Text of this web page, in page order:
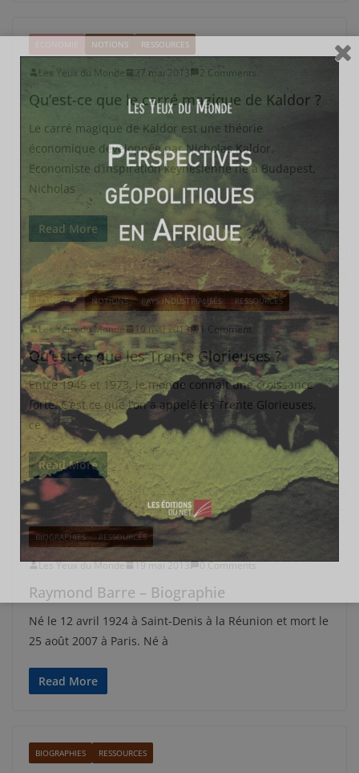
NOTIONS RESSOURCES
Les Yeux du Monde 27 mai 2013 2 Comments
Qu’est-ce que le carré magique de Kaldor ?
Le carré magique de Kaldor est une théorie
économique développée par Nicholas Kaldor.
Economiste d’inspiration keynésienne né à Budapest,
Nicholas
Read More
ECONOMIE NOTIONS PAYS INDUSTRIALISÉS RESSOURCES
Les Yeux du Monde 19 mai 2013 1 Comment
Qu’est-ce que les Trente Glorieuses ?
Entre 1945 et 1973, le monde connaît une croissance
forte. C’est ce que l’on a appelé les Trente Glorieuses,
ce
Read More
BIOGRAPHIES RESSOURCES
Les Yeux du Monde 19 mai 2013 0 Comments
Raymond Barre – Biographie
Né le 12 avril 1924 à Saint-Denis à la Réunion et mort le
25 août 2007 à Paris. Né à
Read More
BIOGRAPHIES RESSOURCES